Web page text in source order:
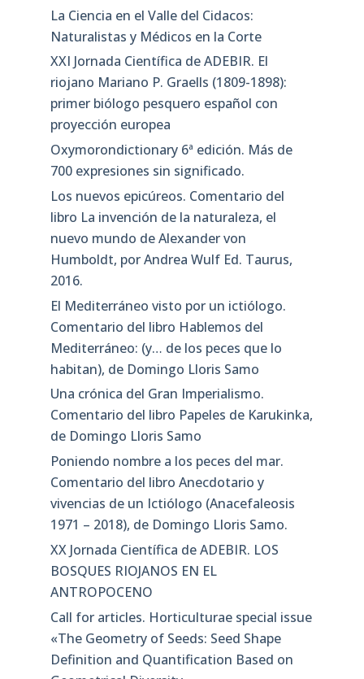
La Ciencia en el Valle del Cidacos:
Naturalistas y Médicos en la Corte
XXI Jornada Científica de ADEBIR. El
riojano Mariano P. Graells (1809-1898):
primer biólogo pesquero español con
proyección europea
Oxymorondictionary 6ª edición. Más de
700 expresiones sin significado.
Los nuevos epicúreos. Comentario del
libro La invención de la naturaleza, el
nuevo mundo de Alexander von
Humboldt, por Andrea Wulf Ed. Taurus,
2016.
El Mediterráneo visto por un ictiólogo.
Comentario del libro Hablemos del
Mediterráneo: (y… de los peces que lo
habitan), de Domingo Lloris Samo
Una crónica del Gran Imperialismo.
Comentario del libro Papeles de Karukinka,
de Domingo Lloris Samo
Poniendo nombre a los peces del mar.
Comentario del libro Anecdotario y
vivencias de un Ictiólogo (Anacefaleosis
1971 – 2018), de Domingo Lloris Samo.
XX Jornada Científica de ADEBIR. LOS
BOSQUES RIOJANOS EN EL
ANTROPOCENO
Call for articles. Horticulturae special issue
«The Geometry of Seeds: Seed Shape
Definition and Quantification Based on